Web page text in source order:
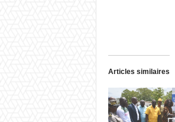
Articles similaires